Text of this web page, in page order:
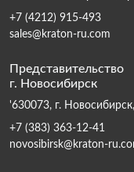
+7 (4212) 915-493
sales@kraton-ru.com
Представительство
г. Новосибирск
'630073, г.
+7 (383) 363-12-41
novosibirsk@kraton-